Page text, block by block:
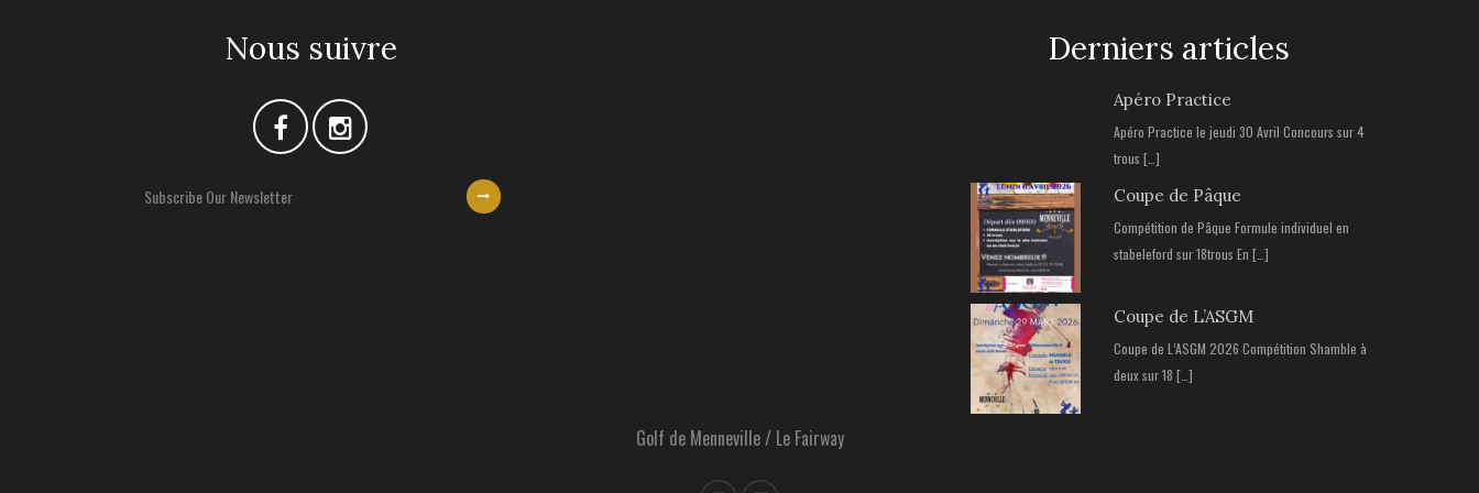
Nous suivre Derniers articles
Apéro Practice
Apéro Practice le jeudi 30 Avril Concours sur 4
trous […]
Coupe de Pâque
Compétition de Pâque Formule individuel en
stabeleford sur 18trous En […]
Coupe de L’ASGM
Coupe de L’ASGM 2026 Compétition Shamble à
deux sur 18 […]
Golf de Menneville / Le Fairway